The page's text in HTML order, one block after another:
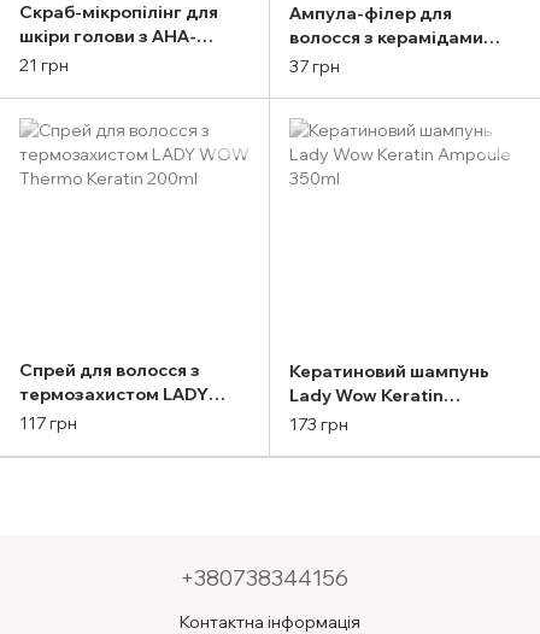
Скраб-мікропілінг для
шкіри голови з AHA-
кислотами Lady Wow
21 грн
Ампула-філер для
волосся з керамідами
Lady Wow Hair Filler
37 грн
Cпрей для волосся з
термозахистом LADY
WOW Thermo Keratin
117 грн
Кератиновий шампунь
Lady Wow Keratin
Ampoule 350ml
173 грн
+380738344156
Контактна інформація